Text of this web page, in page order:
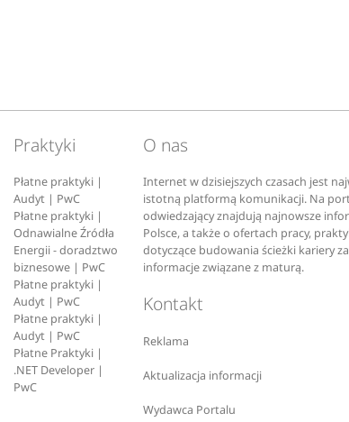
Praktyki
Płatne praktyki |
Audyt | PwC
Płatne praktyki |
Odnawialne Źródła
Energii - doradztwo
biznesowe | PwC
Płatne praktyki |
Audyt | PwC
Płatne praktyki |
Audyt | PwC
Płatne Praktyki |
.NET Developer |
PwC
O nas
Internet w dzisiejszych czasach jest
istotną platformą komunikacji. Na
odwiedzający znajdują najnowsze
Polsce, a także o ofertach pracy,
dotyczące budowania ścieżki kariery
informacje związane z maturą.
Kontakt
Reklama
Aktualizacja informacji
Wydawca Portalu